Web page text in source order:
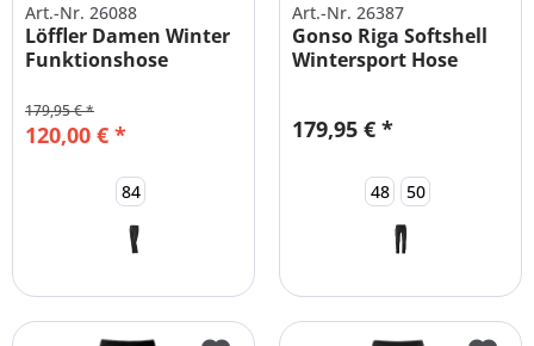
Art.-Nr. 26088
Löffler Damen Winter
Funktionshose
120,00 € *
179,95 € *
84
Art.-Nr. 26387
Gonso Riga Softshell
Wintersport Hose
179,95 € *
48 50